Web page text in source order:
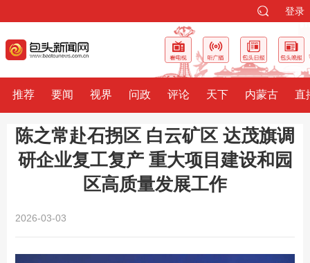
登录
推荐 要闻 视界 问政 评论 天下 内蒙古 直
陈之常赴石拐区 白云矿区 达茂旗调
研企业复工复产 重大项目建设和园
区高质量发展工作
2026-03-03